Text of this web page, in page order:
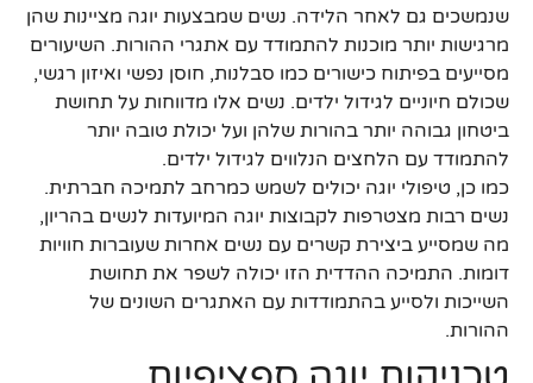
שנמשכים גם לאחר הלידה. נשים שמבצעות יוגה מציינות שהן
מרגישות יותר מוכנות להתמודד עם אתגרי ההורות. השיעורים
מסייעים בפיתוח כישורים כמו סבלנות, חוסן נפשי ואיזון רגשי,
שכולם חיוניים לגידול ילדים. נשים אלו מדווחות על תחושת
ביטחון גבוהה יותר בהורות שלהן ועל יכולת טובה יותר
להתמודד עם הלחצים הנלווים לגידול ילדים.
כמו כן, טיפולי יוגה יכולים לשמש כמרחב לתמיכה חברתית.
נשים רבות מצטרפות לקבוצות יוגה המיועדות לנשים בהריון,
מה שמסייע ביצירת קשרים עם נשים אחרות שעוברות חוויות
דומות. התמיכה ההדדית הזו יכולה לשפר את תחושת
השייכות ולסייע בהתמודדות עם האתגרים השונים של
ההורות.